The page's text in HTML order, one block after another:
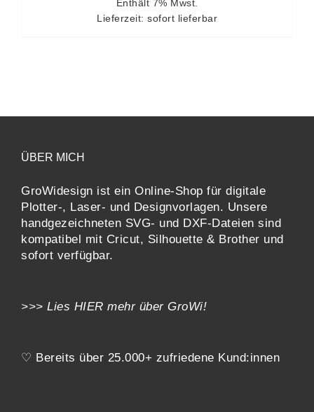
Enthält 7% Mwst.
Lieferzeit: sofort lieferbar
ÜBER MICH
GroWidesign ist ein Online-Shop für digitale
Plotter-, Laser- und Designvorlagen. Unsere
handgezeichneten SVG- und DXF- Dateien sind
kompatibel mit Cricut, Silhouette & Brother und
sofort verfügbar.
>>> Lies HIER mehr über GroWi!
♡ Bereits über 25.000+ zufriedene Kund:innen